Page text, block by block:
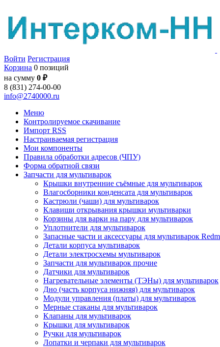
Войти Регистрация
Корзина 0 позиций
на сумму 0 ₽
8 (831) 274-00-00
info@2740000.ru
Меню
Контролируемое скачивание
Импорт RSS
Настраиваемая регистрация
Мои компоненты
Правила обработки адресов (ЧПУ)
Форма обратной связи
Запчасти для мультиварок
Крышки внутренние съёмные для мультиварок
Влагосборники конденсата для мультиварок
Кастрюли (чаши) для мультиварок
Клавиши открывания крышки мультиварки
Корзины для варки на пару для мультиварок
Уплотнители для мультиварок
Запасные части и аксессуары для мультиварок
Детали корпуса мультиварок
Детали электросхемы мультиварок
Запчасти для мультиварок прочие
Датчики для мультиварок
Нагревательные элементы (ТЭНы) для мультиварок
Дно (часть корпуса нижняя) для мультиварок
Модули управления (платы) для мультиварок
Мерные стаканы для мультиварок
Клапаны для мультиварок
Крышки для мультиварок
Ручки для мультиварок
Лопатки и черпаки для мультиварок